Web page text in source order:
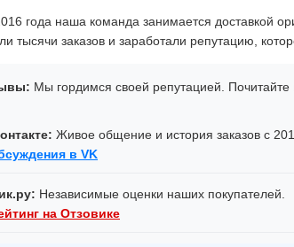
года наша команда занимается доставкой
тысячи заказов и заработали репутацию,
Мы гордимся своей репутацией.
Живое общение и история заказов с
в VK
Независимые оценки наших покупателей.
на Отзовике